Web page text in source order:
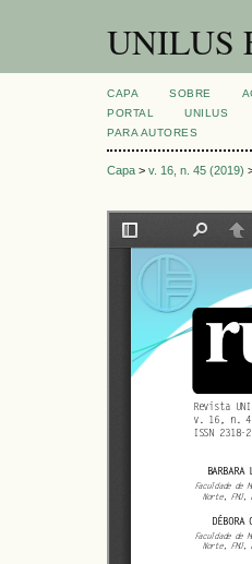
UNILUS
CAPA SOBRE
PORTAL
UNILUS
PARA AUTORES
Capa > v. 16, n. 45 (2019)